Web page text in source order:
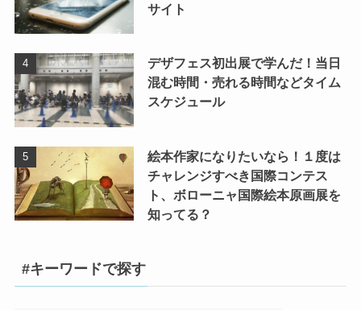
サイト
デザフェス初出展で学んだ！当日
混む時間・売れる時間などタイム
スケジュール
絵本作家になりたいなら！１度は
チャレンジすべき国際コンテス
ト、ボローニャ国際絵本原画展を
知ってる？
#キーワードで探す